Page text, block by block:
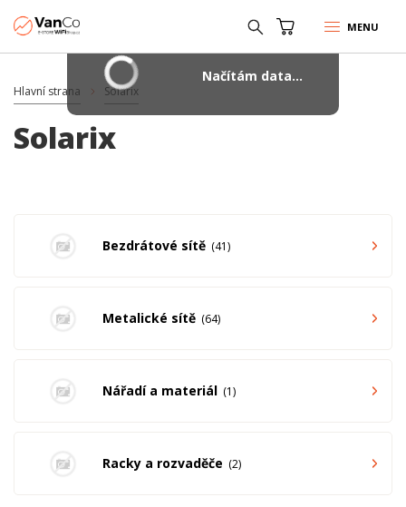
MENU
Hlavní strana Solarix
Solarix
Bezdrátové sítě 41
Metalické sítě 64
Nářadí a materiál 1
Racky a rozvaděče 2
Načítám data...